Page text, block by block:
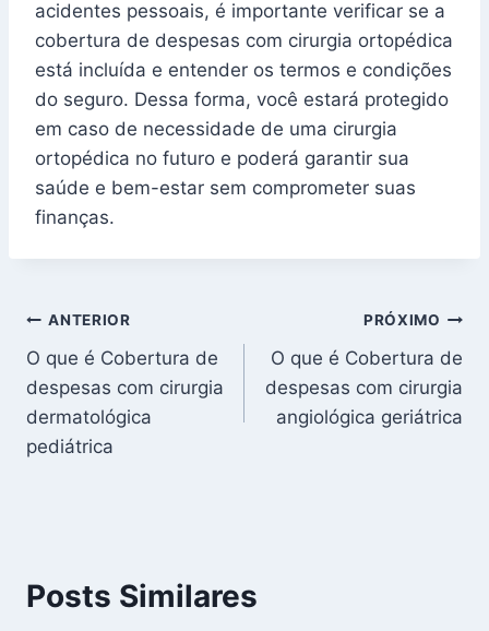
acidentes pessoais, é importante verificar se a
cobertura de despesas com cirurgia ortopédica
está incluída e entender os termos e condições
do seguro. Dessa forma, você estará protegido
em caso de necessidade de uma cirurgia
ortopédica no futuro e poderá garantir sua
saúde e bem-estar sem comprometer suas
finanças.
Navegação
de
Post
ANTERIOR
O que é Cobertura de
despesas com cirurgia
dermatológica
pediátrica
PRÓXIMO
O que é Cobertura de
despesas com cirurgia
angiológica geriátrica
Posts Similares